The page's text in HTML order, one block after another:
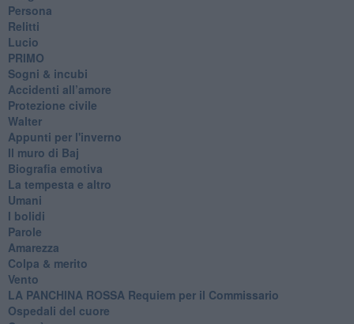
Persona
Relitti
Lucio
PRIMO
Sogni & incubi
Accidenti all’amore
Protezione civile
Walter
Appunti per l'inverno
Il muro di Baj
Biografia emotiva
La tempesta e altro
Umani
I bolidi
Parole
Amarezza
Colpa & merito
Vento
​LA PANCHINA ROSSA Requiem per il Commissario
Ospedali del cuore